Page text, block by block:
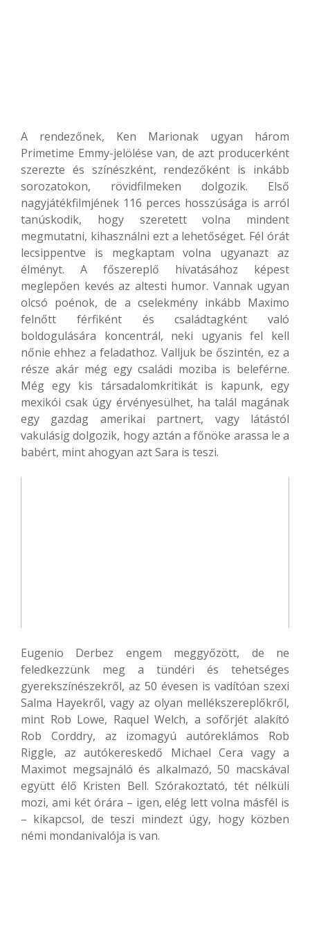
A rendezőnek, Ken Marionak ugyan három
Primetime Emmy-jelölése van, de azt producerként
szerezte és színészként, rendezőként is inkább
sorozatokon, rövidfilmeken dolgozik. Első
nagyjátékfilmjének 116 perces hosszúsága is arról
tanúskodik, hogy szeretett volna mindent
megmutatni, kihasználni ezt a lehetőséget. Fél órát
lecsippentve is megkaptam volna ugyanazt az
élményt. A főszereplő hivatásához képest
meglepően kevés az altesti humor. Vannak ugyan
olcsó poénok, de a cselekmény inkább Maximo
felnőtt férfiként és családtagként való
boldogulására koncentrál, neki ugyanis fel kell
nőnie ehhez a feladathoz. Valljuk be őszintén, ez a
része akár még egy családi moziba is beleférne.
Még egy kis társadalomkritikát is kapunk, egy
mexikói csak úgy érvényesülhet, ha talál magának
egy gazdag amerikai partnert, vagy látástól
vakulásig dolgozik, hogy aztán a főnöke arassa le a
babért, mint ahogyan azt Sara is teszi.
Eugenio Derbez engem meggyőzött, de ne
feledkezzünk meg a tündéri és tehetséges
gyerekszínészekről, az 50 évesen is vadítóan szexi
Salma Hayekről, vagy az olyan mellékszereplőkről,
mint Rob Lowe, Raquel Welch, a sofőrjét alakító
Rob Corddry, az izomagyú autóreklámos Rob
Riggle, az autókereskedő Michael Cera vagy a
Maximot megsajnáló és alkalmazó, 50 macskával
együtt élő Kristen Bell. Szórakoztató, tét nélküli
mozi, ami két órára – igen, elég lett volna másfél is
– kikapcsol, de teszi mindezt úgy, hogy közben
némi mondanivalója is van.